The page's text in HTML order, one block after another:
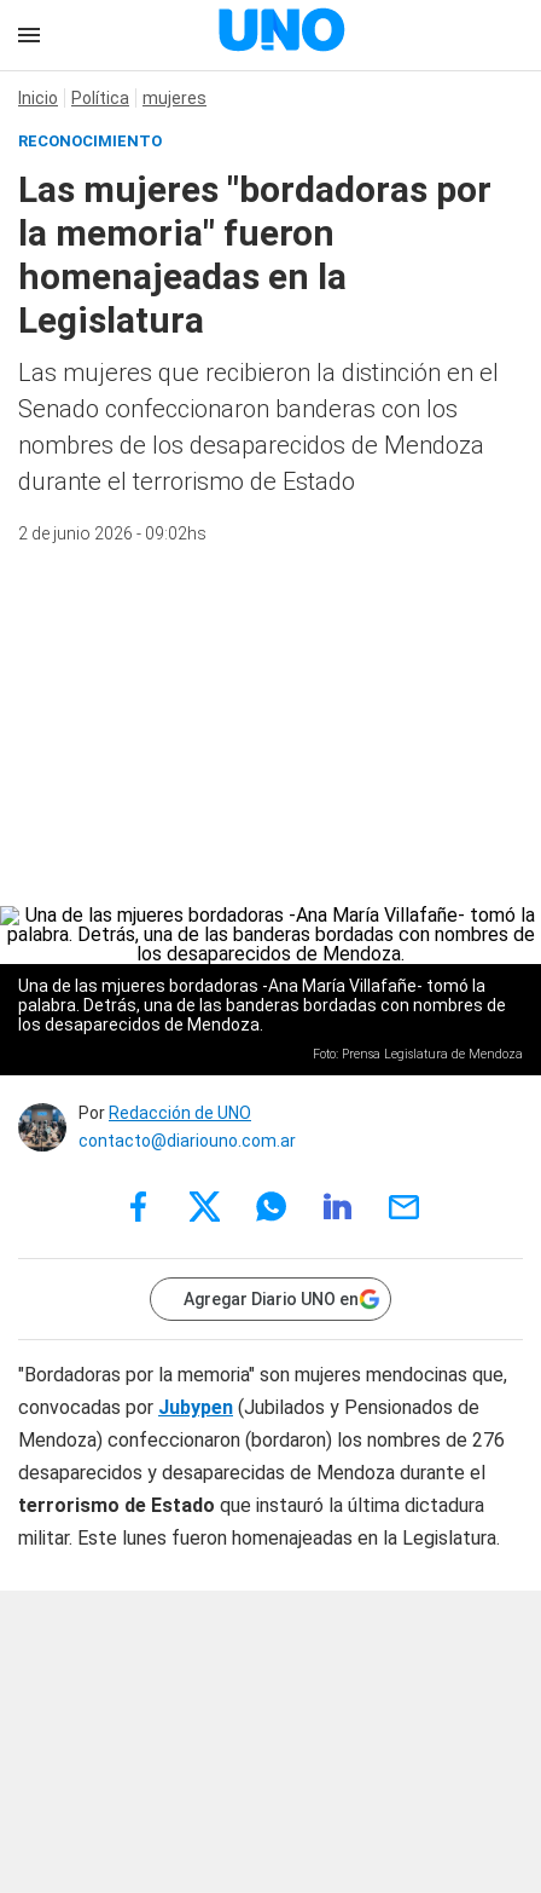
Inicio Política mujeres
RECONOCIMIENTO
Las mujeres "bordadoras por
la memoria" fueron
homenajeadas en la
Legislatura
Las mujeres que recibieron la distinción en el
Senado confeccionaron banderas con los
nombres de los desaparecidos de Mendoza
durante el terrorismo de Estado
2 de junio 2026 - 09:02hs
Una de las mjueres bordadoras -Ana María Villafañe- tomó la
palabra. Detrás, una de las banderas bordadas con nombres de
los desaparecidos de Mendoza.
Foto: Prensa Legislatura de Mendoza
Por Redacción de UNO
contacto@diariouno.com.ar
Agregar Diario UNO en
"Bordadoras por la memoria" son mujeres mendocinas que,
convocadas por Jubypen (Jubilados y Pensionados de
Mendoza) confeccionaron (bordaron) los nombres de 276
desaparecidos y desaparecidas de Mendoza durante el
terrorismo de Estado que instauró la última dictadura
militar. Este lunes fueron homenajeadas en la Legislatura.